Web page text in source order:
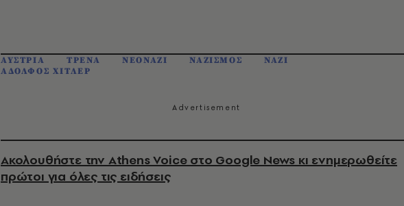
ΑΥΣΤΡΙΑ ΤΡΕΝΑ ΝΕΟΝΑΖΙ ΝΑΖΙΣΜΟΣ
ΝΑΖΙ
ΑΔΟΛΦΟΣ ΧΙΤΛΕΡ
Ακολουθήστε την Athens Voice στο Google News κι ενημερωθείτε
πρώτοι για όλες τις ειδήσεις